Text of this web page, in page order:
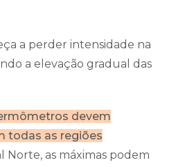
a perder intensidade na
a elevação gradual das
devem
todas as regiões
Norte, as máximas podem